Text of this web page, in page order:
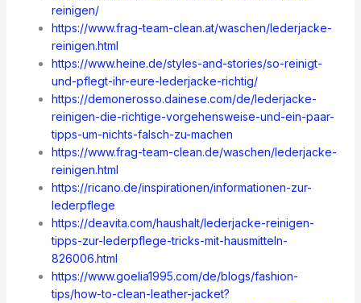
reinigen/
https://www.frag-team-clean.at/waschen/lederjacke-
reinigen.html
https://www.heine.de/styles-and-stories/so-reinigt-
und-pflegt-ihr-eure-lederjacke-richtig/
https://demonerosso.dainese.com/de/lederjacke-
reinigen-die-richtige-vorgehensweise-und-ein-paar-
tipps-um-nichts-falsch-zu-machen
https://www.frag-team-clean.de/waschen/lederjacke-
reinigen.html
https://ricano.de/inspirationen/informationen-zur-
lederpflege
https://deavita.com/haushalt/lederjacke-reinigen-
tipps-zur-lederpflege-tricks-mit-hausmitteln-
826006.html
https://www.goelia1995.com/de/blogs/fashion-
tips/how-to-clean-leather-jacket?